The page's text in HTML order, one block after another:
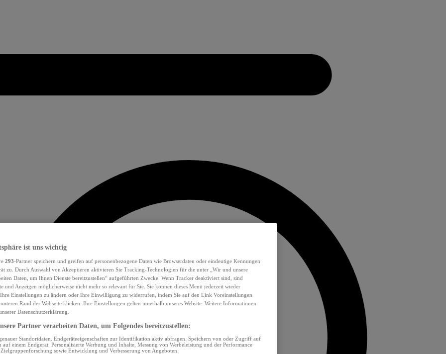
ist uns wichtig
293-Partner speichern und greifen auf personenbezogene Daten wie Browserdaten oder eindeutige Kennungen
zu. Durch Auswahl von Akzeptieren aktivieren Sie Tracking-Technologien für die unter „Wir und unsere
Daten, um Ihnen Dienste bereitzustellen“ aufgeführten Zwecke. Wenn Tracker deaktiviert sind, sind
und Anzeigen möglicherweise nicht mehr so relevant für Sie. Sie können dieses Menü jederzeit wieder
Einstellungen zu ändern oder Ihre Einwilligung zu widerrufen, indem Sie auf den Link Voreinstellungen
Rand der Webseite klicken. Ihre Einstellungen gelten innerhalb unseres Website. Weitere Informationen
Datenschutzerklärung.
Partner verarbeiten Daten, um Folgendes bereitzustellen:
Standortdaten. Endgeräteeigenschaften zur Identifikation aktiv abfragen. Speichern von oder Zugriff auf
einem Endgerät. Personalisierte Werbung und Inhalte, Messung von Werbeleistung und der Performance
sowie Entwicklung und Verbesserung von Angeboten.